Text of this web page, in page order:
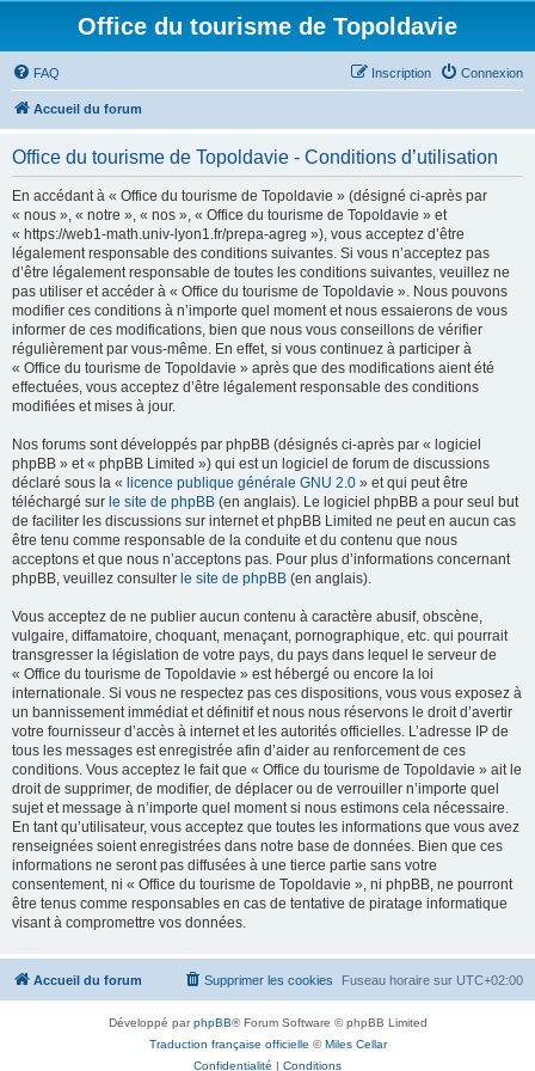
Office du tourisme de Topoldavie
FAQ Connexion
Inscription
Accueil du forum
Office du tourisme de Topoldavie - Conditions d’utilisation
En accédant à « Office du tourisme de Topoldavie » (désigné ci-après par
« nous », « notre », « nos », « Office du tourisme de Topoldavie » et
« https://web1-math.univ-lyon1.fr/prepa-agreg »), vous acceptez d’être
légalement responsable des conditions suivantes. Si vous n’acceptez pas
d’être légalement responsable de toutes les conditions suivantes, veuillez ne
pas utiliser et accéder à « Office du tourisme de Topoldavie ». Nous pouvons
modifier ces conditions à n’importe quel moment et nous essaierons de vous
informer de ces modifications, bien que nous vous conseillons de vérifier
régulièrement par vous-même. En effet, si vous continuez à participer à
« Office du tourisme de Topoldavie » après que des modifications aient été
effectuées, vous acceptez d’être légalement responsable des conditions
modifiées et mises à jour.
Nos forums sont développés par phpBB (désignés ci-après par « logiciel
phpBB » et « phpBB Limited ») qui est un logiciel de forum de discussions
déclaré sous la « licence publique générale GNU 2.0 » et qui peut être
téléchargé sur le site de phpBB (en anglais). Le logiciel phpBB a pour seul but
de faciliter les discussions sur internet et phpBB Limited ne peut en aucun cas
être tenu comme responsable de la conduite et du contenu que nous
acceptons et que nous n’acceptons pas. Pour plus d’informations concernant
phpBB, veuillez consulter le site de phpBB (en anglais).
Vous acceptez de ne publier aucun contenu à caractère abusif, obscène,
vulgaire, diffamatoire, choquant, menaçant, pornographique, etc. qui pourrait
transgresser la législation de votre pays, du pays dans lequel le serveur de
« Office du tourisme de Topoldavie » est hébergé ou encore la loi
internationale. Si vous ne respectez pas ces dispositions, vous vous exposez à
un bannissement immédiat et définitif et nous nous réservons le droit d’avertir
votre fournisseur d’accès à internet et les autorités officielles. L’adresse IP de
tous les messages est enregistrée afin d’aider au renforcement de ces
conditions. Vous acceptez le fait que « Office du tourisme de Topoldavie » ait le
droit de supprimer, de modifier, de déplacer ou de verrouiller n’importe quel
sujet et message à n’importe quel moment si nous estimons cela nécessaire.
En tant qu’utilisateur, vous acceptez que toutes les informations que vous avez
renseignées soient enregistrées dans notre base de données. Bien que ces
informations ne seront pas diffusées à une tierce partie sans votre
consentement, ni « Office du tourisme de Topoldavie », ni phpBB, ne pourront
être tenus comme responsables en cas de tentative de piratage informatique
visant à compromettre vos données.
Accueil du forum Fuseau horaire sur UTC+02:00
Supprimer les cookies
Développé parphpBB® Forum Software © phpBB Limited
Traduction française officielle ©Miles Cellar
Confidentialité | Conditions